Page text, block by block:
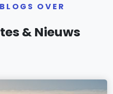
OVER
& Nieuws